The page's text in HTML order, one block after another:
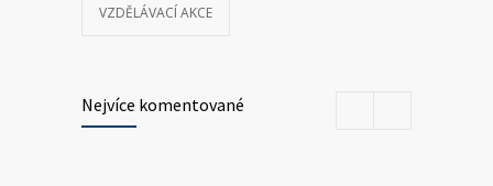
VZDĚLÁVACÍ AKCE
Nejvíce komentované